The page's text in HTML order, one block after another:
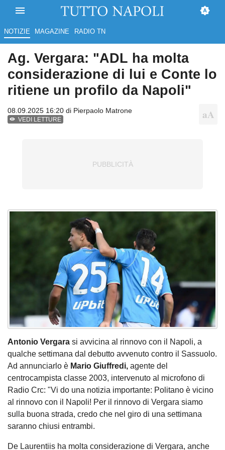
NOTIZIE MAGAZINE RADIO TN
Ag. Vergara: "ADL ha molta
considerazione di lui e Conte lo
ritiene un profilo da Napoli"
08.09.2025 16:20 di Pierpaolo Matrone
VEDI LETTURE
Antonio Vergara si avvicina al rinnovo con il Napoli, a
qualche settimana dal debutto avvenuto contro il Sassuolo.
Ad annunciarlo è Mario Giuffredi, agente del
centrocampista classe 2003, intervenuto al microfono di
Radio Crc: "Vi do una notizia importante: Politano è vicino
al rinnovo con il Napoli! Per il rinnovo di Vergara siamo
sulla buona strada, credo che nel giro di una settimana
saranno chiusi entrambi.
De Laurentiis ha molta considerazione di Vergara, anche